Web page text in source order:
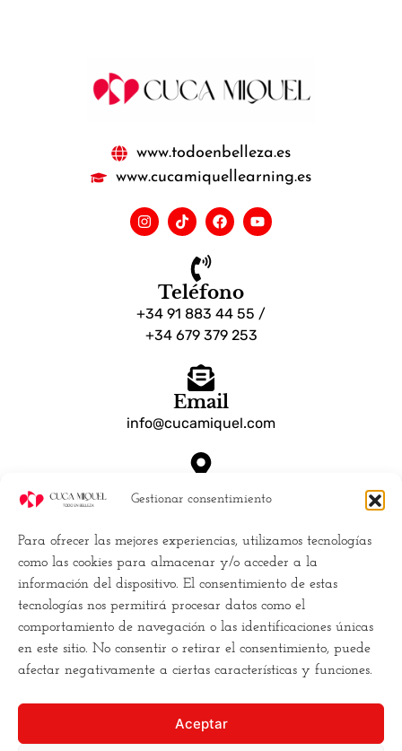
Gestionar consentimiento
Para ofrecer las mejores experiencias, utilizamos tecnologías
como las cookies para almacenar y/o acceder a la
información del dispositivo. El consentimiento de estas
tecnologías nos permitirá procesar datos como el
comportamiento de navegación o las identificaciones únicas
en este sitio. No consentir o retirar el consentimiento, puede
afectar negativamente a ciertas características y funciones.
Aceptar
www.todoenbelleza.es
www.cucamiquellearning.es
Teléfono
+34 91 883 44 55 /
+34 679 379 253
Email
info@cucamiquel.com
Dónde estamos
Calle Luchana, 25 28010 Madrid España
Empresa
Políticas de Cookies (UE)
Política de privacidad
Términos y Condiciones
Conviertete en distribuidor
excelencia
necesitamosromper los moldes. Hacemos la estética